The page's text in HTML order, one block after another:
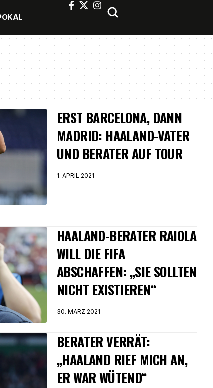
ERST BARCELONA, DANN
MADRID: HAALAND-VATER
UND BERATER AUF TOUR
1. APRIL 2021
HAALAND-BERATER RAIOLA
WILL DIE FIFA
ABSCHAFFEN: „SIE SOLLTEN
NICHT EXISTIEREN“
30. MÄRZ 2021
BERATER VERRÄT:
„HAALAND RIEF MICH AN,
ER WAR WÜTEND“